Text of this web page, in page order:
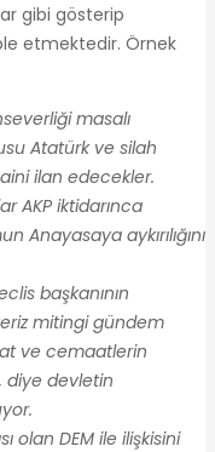
gibi gösterip
etmektedir. Örnek
masalı
Atatürk ve silah
ilan edecekler.
AKP iktidarınca
aykırılığını
başkanının
mitingi gündem
ve cemaatlerin
diye devletin
olan DEM ile ilişkisini